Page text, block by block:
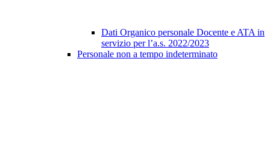
Dati Organico personale Docente e ATA in
servizio per l’a.s. 2022/2023
Personale non a tempo indeterminato